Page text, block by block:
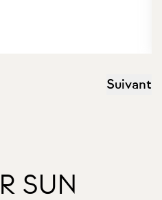
Suivant
SUN